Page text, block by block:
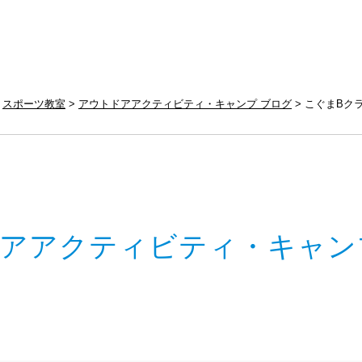
スポーツ教室 アウトドアアクティビティ・キャンプ ブログ こぐまBク
アクティビティ・キャ